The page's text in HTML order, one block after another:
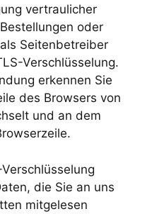
vertraulicher
oder
Seitenbetreiber
Verschlüsselung.
erkennen Sie
des Browsers von
und an dem
die Sie an uns
mitgelesen